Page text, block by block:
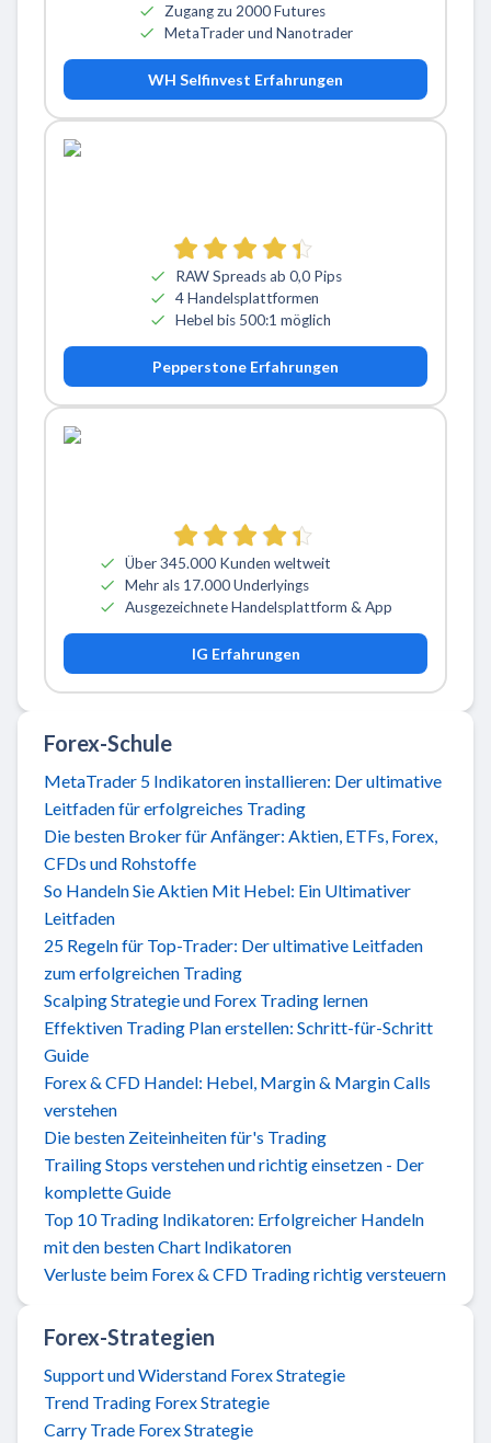
Zugang zu 2000 Futures
MetaTrader und Nanotrader
WH Selfinvest Erfahrungen
RAW Spreads ab 0,0 Pips
4 Handelsplattformen
Hebel bis 500:1 möglich
Pepperstone Erfahrungen
Über 345.000 Kunden weltweit
Mehr als 17.000 Underlyings
Ausgezeichnete Handelsplattform & App
IG Erfahrungen
Forex-Schule
MetaTrader 5 Indikatoren installieren: Der ultimative
Leitfaden für erfolgreiches Trading
Die besten Broker für Anfänger: Aktien, ETFs, Forex,
CFDs und Rohstoffe
So Handeln Sie Aktien Mit Hebel: Ein Ultimativer
Leitfaden
25 Regeln für Top-Trader: Der ultimative Leitfaden
zum erfolgreichen Trading
Scalping Strategie und Forex Trading lernen
Effektiven Trading Plan erstellen: Schritt-für-Schritt
Guide
Forex & CFD Handel: Hebel, Margin & Margin Calls
verstehen
Die besten Zeiteinheiten für's Trading
Trailing Stops verstehen und richtig einsetzen - Der
komplette Guide
Top 10 Trading Indikatoren: Erfolgreicher Handeln
mit den besten Chart Indikatoren
Verluste beim Forex & CFD Trading richtig versteuern
Forex-Strategien
Support und Widerstand Forex Strategie
Trend Trading Forex Strategie
Carry Trade Forex Strategie